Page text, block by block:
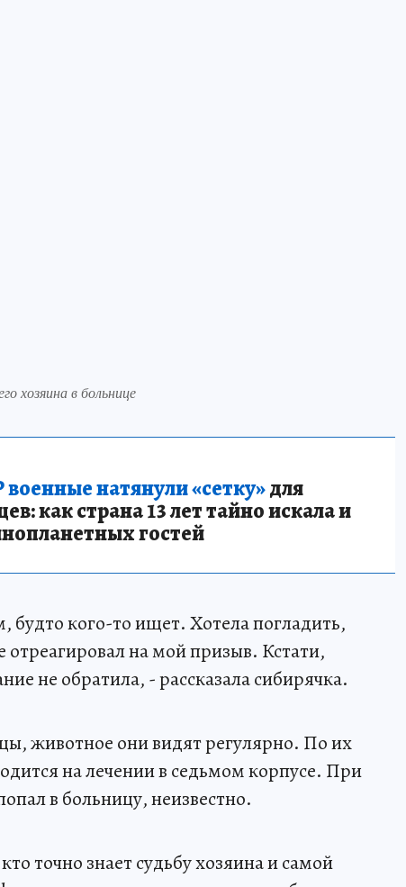
хозяина в больнице
натянули «сетку»для
как страна 13 лет тайно искала и
гостей
будто кого-то ищет. Хотела погладить,
на мой призыв. Кстати,
не обратила, - рассказала сибирячка.
животное они видят регулярно. По их
на лечении в седьмом корпусе. При
в больницу, неизвестно.
точно знает судьбу хозяина и самой